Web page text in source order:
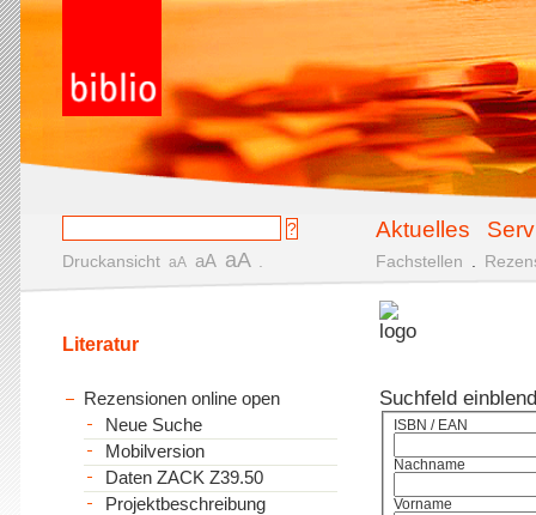
Aktuelles
Druckansicht aA aA aA Fachstellen
Suchfeld
ISBN / EAN
Nachname
Vorname
Literatur
Rezensionen online open
Neue Suche
Mobilversion
Daten ZACK Z39.50
Projektbeschreibung